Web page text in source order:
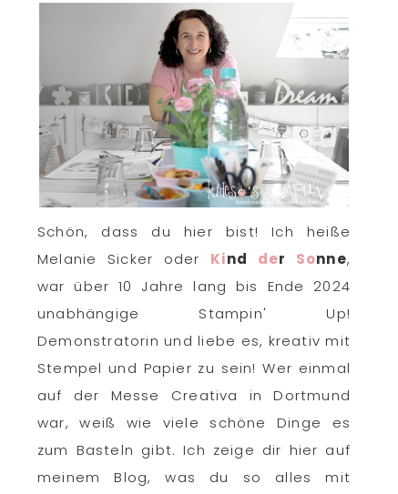
Schön, dass du hier bist! Ich heiße
Melanie Sicker oder Kind der Sonne,
war über 10 Jahre lang bis Ende 2024
unabhängige Stampin' Up!
Demonstratorin und liebe es, kreativ mit
Stempel und Papier zu sein! Wer einmal
auf der Messe Creativa in Dortmund
war, weiß wie viele schöne Dinge es
zum Basteln gibt. Ich zeige dir hier auf
meinem Blog, was du so alles mit